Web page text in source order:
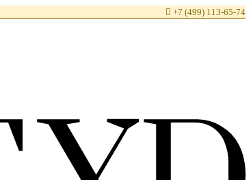
 +7 (499) 113-65-74